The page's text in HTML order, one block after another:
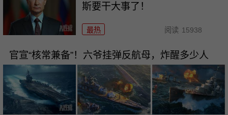
斯要干大事了！
最热 阅读 15938
官宣“核常兼备”！六爷挂弹反航母，炸醒多少人